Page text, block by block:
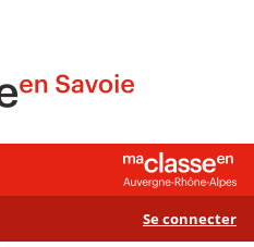
Se connecter